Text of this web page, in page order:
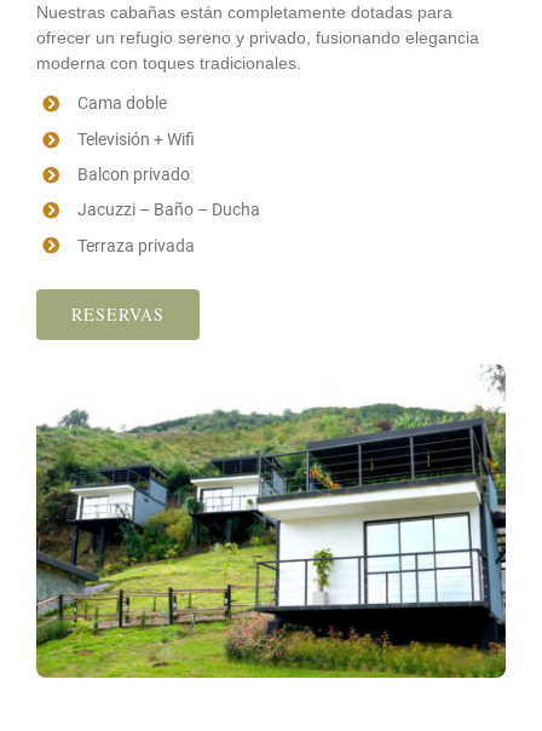
Nuestras cabañas están completamente dotadas para
ofrecer un refugio sereno y privado, fusionando elegancia
moderna con toques tradicionales.
Cama doble
Televisión + Wifi
Balcon privado
Jacuzzi – Baño – Ducha
Terraza privada
RESERVAS